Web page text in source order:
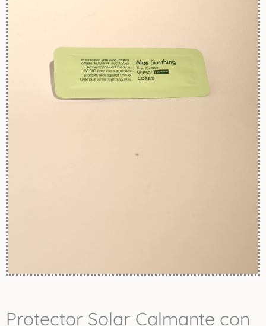
Protector Solar Calmante con